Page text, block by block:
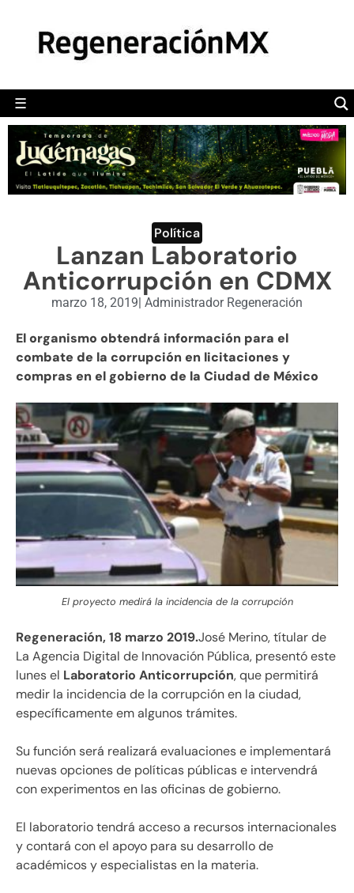
☰
POLÍTICA
CAMALEÓN
OPINIÓN
DEPORTES
ENGLISH SECTION
VIDEOS
Política
Lanzan Laboratorio
Anticorrupción en CDMX
marzo 18, 2019| Administrador Regeneración
El organismo obtendrá información para el
combate de la corrupción en licitaciones y
compras en el gobierno de la Ciudad de México
El proyecto medirá la incidencia de la corrupción
Regeneración, 18 marzo 2019.José Merino, títular de
La Agencia Digital de Innovación Pública, presentó este
lunes el Laboratorio Anticorrupción, que permitirá
medir la incidencia de la corrupción en la ciudad,
específicamente em algunos trámites.
Su función será realizará evaluaciones e implementará
nuevas opciones de políticas públicas e intervendrá
con experimentos en las oficinas de gobierno.
El laboratorio tendrá acceso a recursos internacionales
y contará con el apoyo para su desarrollo de
académicos y especialistas en la materia.